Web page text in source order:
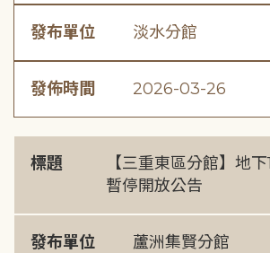
發布單位 淡水分館
發佈時間 2026-03-26
標題
【三重東區分館】地
暫停開放公告
發布單位 蘆洲集賢分館